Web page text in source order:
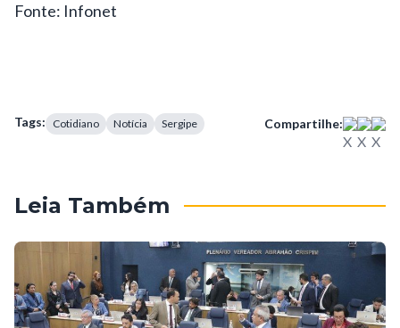
Fonte: Infonet
Tags: Cotidiano Notícia Sergipe Compartilhe:
Leia Também